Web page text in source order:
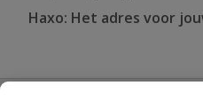
Haxo: Het adres voor